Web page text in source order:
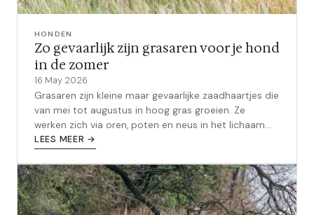
HONDEN
Zo gevaarlijk zijn grasaren voor je hond
in de zomer
16 May 2026
Grasaren zijn kleine maar gevaarlijke zaadhaartjes die
van mei tot augustus in hoog gras groeien. Ze
werken zich via oren, poten en neus in het lichaam
van je hond. Ontdek hoe je ze herkent en wat je
LEES MEER →